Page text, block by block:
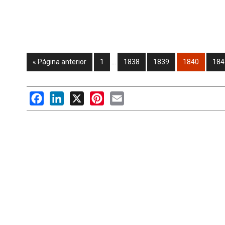
« Página anterior 1 1838 1839 1840
FacebookLinkedIn
X PinterestEmail